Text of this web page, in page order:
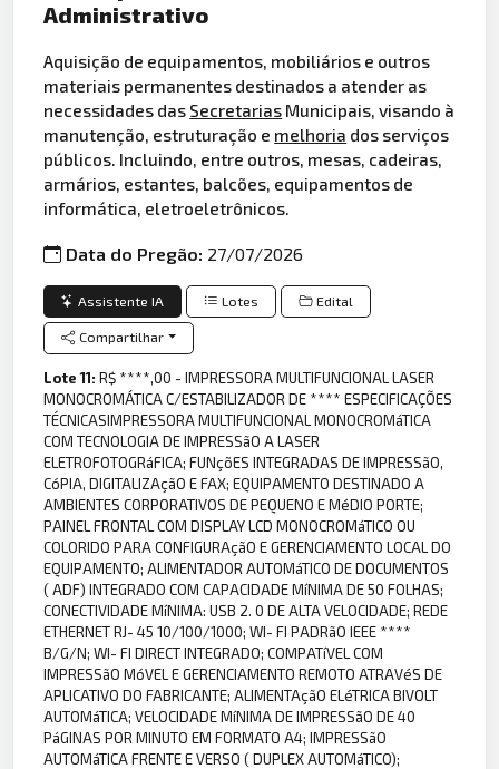
Administrativo
Aquisição de equipamentos, mobiliários e outros
materiais permanentes destinados a atender as
necessidades das Secretarias Municipais, visando à
manutenção, estruturação e melhoria dos serviços
públicos. Incluindo, entre outros, mesas, cadeiras,
armários, estantes, balcões, equipamentos de
informática, eletroeletrônicos.
Data do Pregão: 27/07/2026
Assistente IA Lotes Edital
Compartilhar
Lote 11:R$ ****,00 - IMPRESSORA MULTIFUNCIONAL LASER
MONOCROMÁTICA C/ESTABILIZADOR DE **** ESPECIFICAÇÕES
TÉCNICASIMPRESSORA MULTIFUNCIONAL MONOCROMáTICA
COM TECNOLOGIA DE IMPRESSãO A LASER
ELETROFOTOGRáFICA; FUNçõES INTEGRADAS DE IMPRESSãO,
CóPIA, DIGITALIZAçãO E FAX; EQUIPAMENTO DESTINADO A
AMBIENTES CORPORATIVOS DE PEQUENO E MéDIO PORTE;
PAINEL FRONTAL COM DISPLAY LCD MONOCROMáTICO OU
COLORIDO PARA CONFIGURAçãO E GERENCIAMENTO LOCAL DO
EQUIPAMENTO; ALIMENTADOR AUTOMáTICO DE DOCUMENTOS
( ADF) INTEGRADO COM CAPACIDADE MíNIMA DE 50 FOLHAS;
CONECTIVIDADE MíNIMA: USB 2. 0 DE ALTA VELOCIDADE; REDE
ETHERNET RJ- 45 10/100/1000; WI- FI PADRãO IEEE ****
B/G/N; WI- FI DIRECT INTEGRADO; COMPATíVEL COM
IMPRESSãO MóVEL E GERENCIAMENTO REMOTO ATRAVéS DE
APLICATIVO DO FABRICANTE; ALIMENTAçãO ELéTRICA BIVOLT
AUTOMáTICA; VELOCIDADE MíNIMA DE IMPRESSãO DE 40
PáGINAS POR MINUTO EM FORMATO A4; IMPRESSãO
AUTOMáTICA FRENTE E VERSO ( DUPLEX AUTOMáTICO);